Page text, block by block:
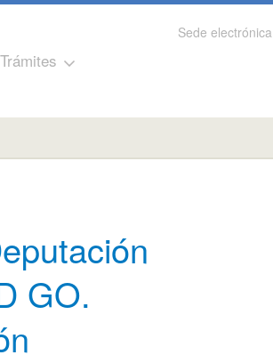
Sede electrónica
Trámites
GO.